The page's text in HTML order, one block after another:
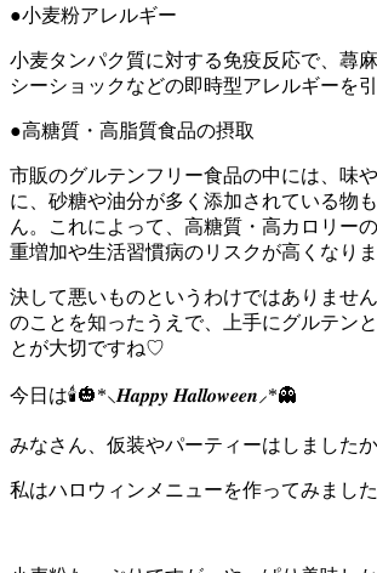
●小麦粉アレルギー
小麦タンパク質に対する免疫反応で、蕁
シーショックなどの即時型アレルギーを
●高糖質・高脂質食品の摂取
市販のグルテンフリー食品の中には、味
に、砂糖や油分が多く添加されている物
ん。これによって、高糖質・高カロリー
重増加や生活習慣病のリスクが高くなりま
決して悪いものというわけではありませ
のことを知ったうえで、上手にグルテン
とが大切ですね♡
今日は🕯🎃*⸜𝑯𝒂𝒑𝒑𝒚 𝑯𝒂𝒍𝒍𝒐𝒘𝒆𝒆𝒏⸝*👻
みなさん、仮装やパーティーはしましたか
私はハロウィンメニューを作ってみました